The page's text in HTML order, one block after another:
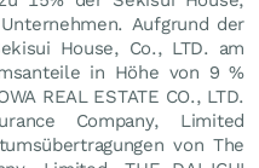
Aufgrund der
House, Co., LTD. am
in Höhe von 9 %
REAL ESTATE CO., LTD.
Company, Limited
von The